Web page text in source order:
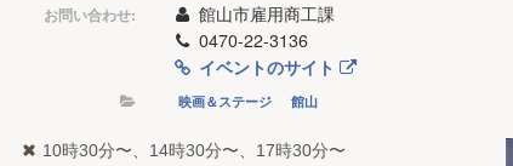
お問い合わせ:
館山市雇用商工課
0470-22-3136
イベントのサイト
映画＆ステージ 館山
10時30分〜、14時30分〜、17時30分〜